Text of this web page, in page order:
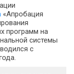
«Апробация
программ на
системы
с